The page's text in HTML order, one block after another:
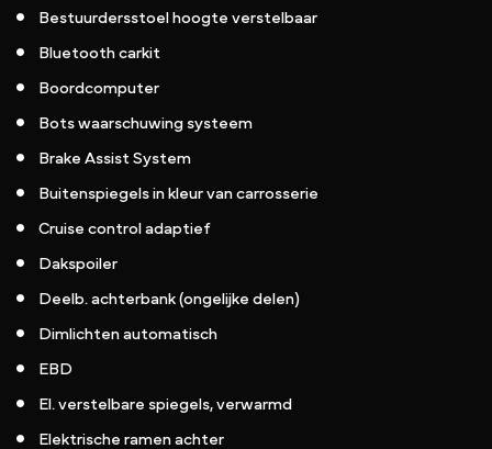
Bestuurdersstoel hoogte verstelbaar
Bluetooth carkit
Boordcomputer
Bots waarschuwing systeem
Brake Assist System
Buitenspiegels in kleur van carrosserie
Cruise control adaptief
Dakspoiler
Deelb. achterbank (ongelijke delen)
Dimlichten automatisch
EBD
El. verstelbare spiegels, verwarmd
Elektrische ramen achter